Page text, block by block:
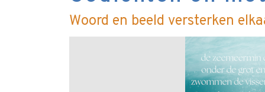
Woord en beeld versterken